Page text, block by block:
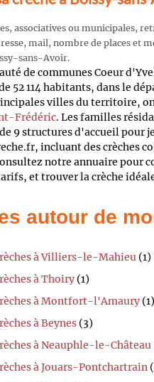
associatives ou municipales,
mail, nombre de places et
sans-Avoir.
de communes Coeur
52 114 habitants, dans le
villes du territoire,
Frédéric. Les familles
9 structures d'accueil pour
incluant des crèches
notre annuaire pour
et trouver la crèche
autour de
à Villiers-le-Mahieu (1)
à Thoiry (1)
à Montfort-l'Amaury (1)
à Beynes (3)
à Neauphle-le-Château
à Jouars-Pontchartrain